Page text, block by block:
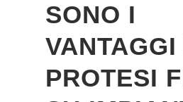
SONO I
PROTESI